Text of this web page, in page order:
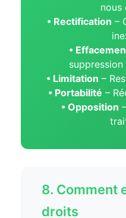
nous
• Rectification –
•
• Limitation –
• Portabilité –
• Opposition
8. Comment
droits